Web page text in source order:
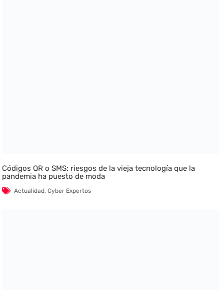
Códigos QR o SMS: riesgos de la vieja tecnología que la
pandemia ha puesto de moda
Actualidad,Cyber Expertos